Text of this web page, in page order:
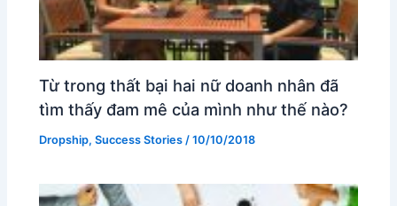
Từ trong thất bại hai nữ doanh nhân đã
tìm thấy đam mê của mình như thế nào?
Dropship,Success Stories /10/10/2018